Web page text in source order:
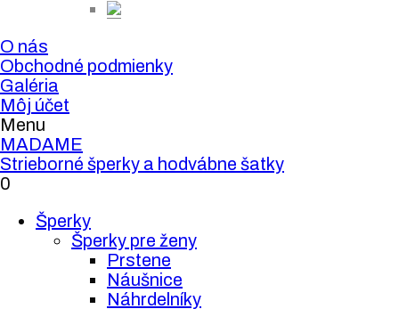
O nás
Obchodné podmienky
Galéria
Môj účet
Menu
MADAME
Strieborné šperky a hodvábne šatky
0
Šperky
Šperky pre ženy
Prstene
Náušnice
Náhrdelníky